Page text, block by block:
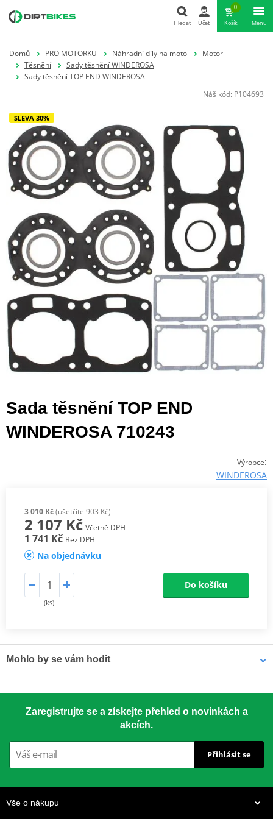
Hledat Účet
0
Košík Menu
Domů PRO MOTORKU Náhradní díly na moto
Motor
Těsnění
Sady těsnění WINDEROSA
Sady těsnění TOP END WINDEROSA
Náš kód: P104693
SLEVA 30%
Sada těsnění TOP END
WINDEROSA 710243
Výrobce:
WINDEROSA
3 010 Kč(ušetříte 903 Kč)
2 107 Kč Včetně DPH
1 741 Kč Bez DPH
Na objednávku
(ks)
Do košíku
Mohlo by se vám hodit
Zaregistrujte se a získejte přehled o novinkách a
akcích.
Přihlásit se
Vše o nákupu